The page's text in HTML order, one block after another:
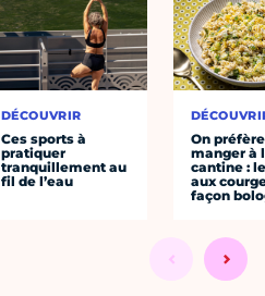
DÉCOUVRIR
Ces sports à
pratiquer
tranquillement au
fil de l’eau
On préfère
manger à
cantine :
aux
façon